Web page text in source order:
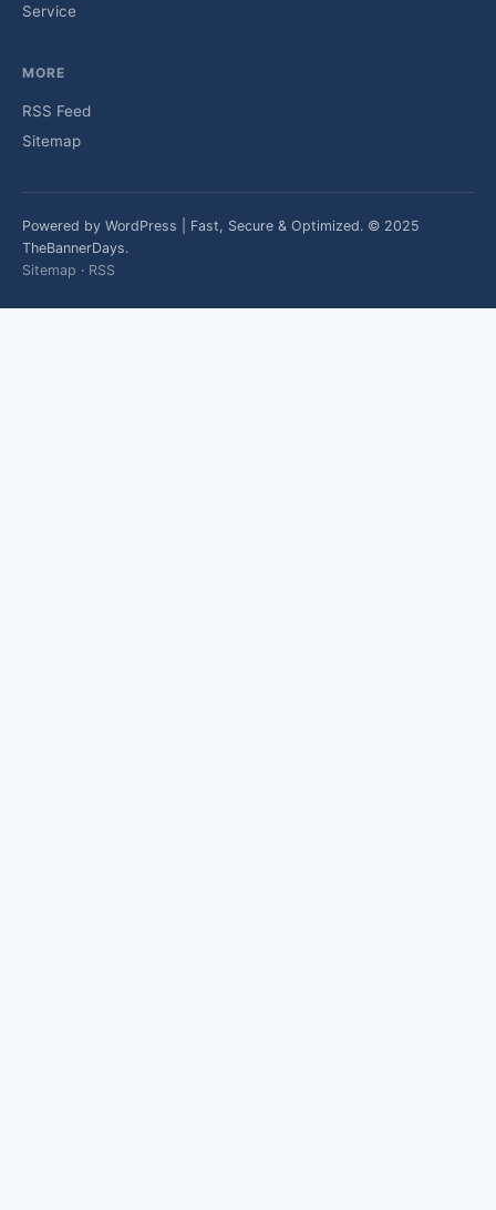
Service
MORE
RSS Feed
Sitemap
Powered by WordPress | Fast, Secure & Optimized. © 2025
TheBannerDays.
Sitemap · RSS